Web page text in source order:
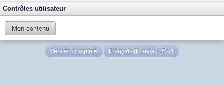
Contrôles utilisateur
Mon contenu
Version complète Français (France) LS v4